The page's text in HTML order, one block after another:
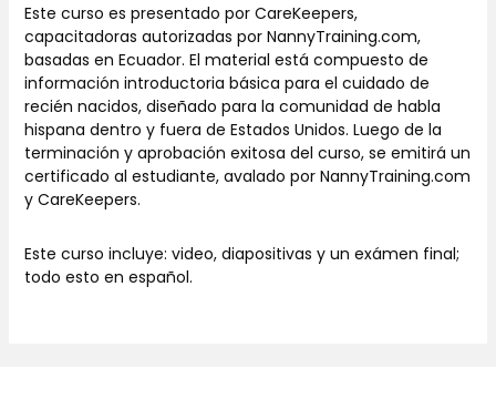
Este curso es presentado por CareKeepers,
capacitadoras autorizadas por NannyTraining.com,
basadas en Ecuador. El material está compuesto de
información introductoria básica para el cuidado de
recién nacidos, diseñado para la comunidad de habla
hispana dentro y fuera de Estados Unidos. Luego de la
terminación y aprobación exitosa del curso, se emitirá un
certificado al estudiante, avalado por NannyTraining.com
y CareKeepers.
Este curso incluye: video, diapositivas y un exámen final;
todo esto en español.